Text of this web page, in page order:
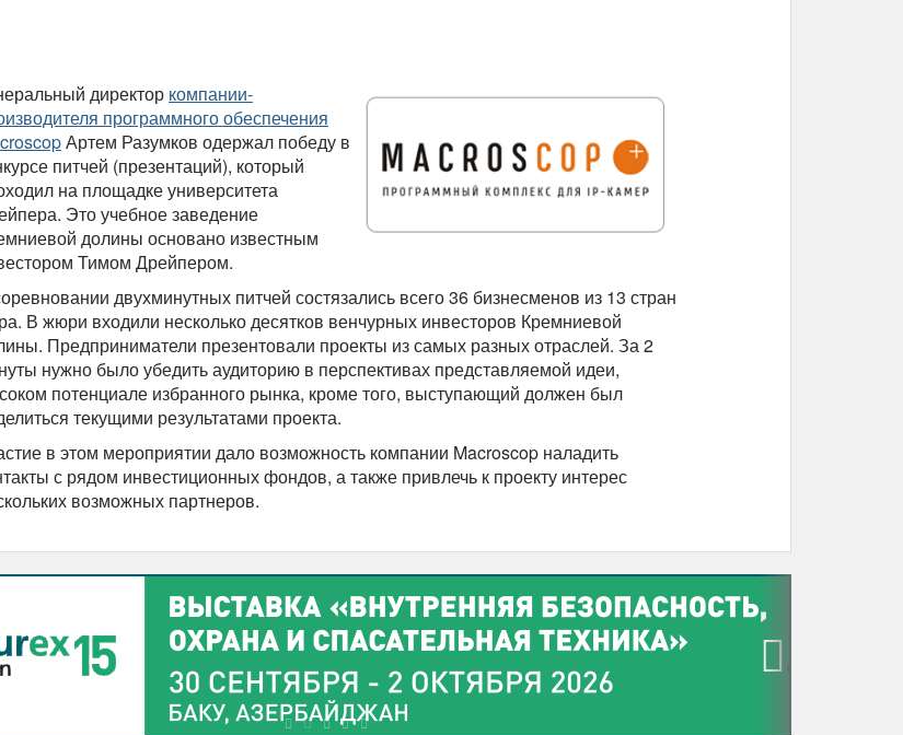
директор компании-
программного обеспечения
Артем Разумков одержал победу в
питчей (презентаций), который
на площадке университета
Это учебное заведение
долины основано известным
Тимом Дрейпером.
двухминутных питчей состязались всего 36 бизнесменов из 13 стран
В жюри входили несколько десятков венчурных инвесторов Кремниевой
Предприниматели презентовали проекты из самых разных отраслей. За 2
нужно было убедить аудиторию в перспективах представляемой идеи,
потенциале избранного рынка, кроме того, выступающий должен был
текущими результатами проекта.
в этом мероприятии дало возможность компании Macroscop наладить
с рядом инвестиционных фондов, а также привлечь к проекту интерес
возможных партнеров.
›